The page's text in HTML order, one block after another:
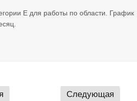
Е для работы по области. График
Следующая